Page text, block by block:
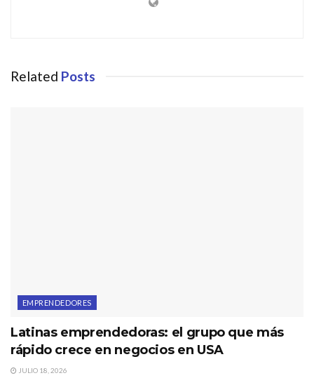
Related Posts
EMPRENDEDORES
Latinas emprendedoras: el grupo que más
rápido crece en negocios en USA
JULIO 18, 2026